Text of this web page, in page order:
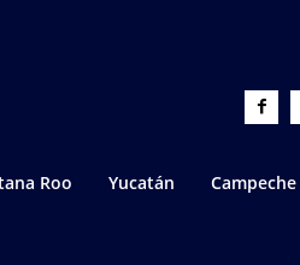
Roo Yucatán Campeche